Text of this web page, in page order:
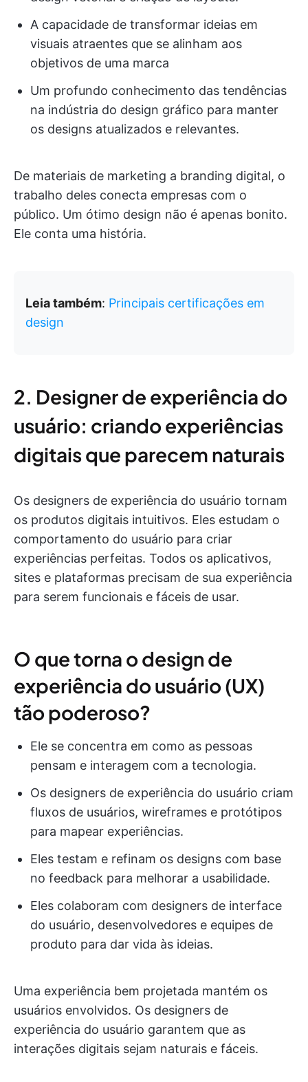
A capacidade de transformar ideias em
visuais atraentes que se alinham aos
objetivos de uma marca
Um profundo conhecimento das tendências
na indústria do design gráfico para manter
os designs atualizados e relevantes.
De materiais de marketing a branding digital, o
trabalho deles conecta empresas com o
público. Um ótimo design não é apenas bonito.
Ele conta uma história.
Leia também: Principais certificações em
design
2. Designer de experiência do
usuário: criando experiências
digitais que parecem naturais
Os designers de experiência do usuário tornam
os produtos digitais intuitivos. Eles estudam o
comportamento do usuário para criar
experiências perfeitas. Todos os aplicativos,
sites e plataformas precisam de sua experiência
para serem funcionais e fáceis de usar.
O que torna o design de
experiência do usuário (UX)
tão poderoso?
Ele se concentra em como as pessoas
pensam e interagem com a tecnologia.
Os designers de experiência do usuário criam
fluxos de usuários, wireframes e protótipos
para mapear experiências.
Eles testam e refinam os designs com base
no feedback para melhorar a usabilidade.
Eles colaboram com designers de interface
do usuário, desenvolvedores e equipes de
produto para dar vida às ideias.
Uma experiência bem projetada mantém os
usuários envolvidos. Os designers de
experiência do usuário garantem que as
interações digitais sejam naturais e fáceis.